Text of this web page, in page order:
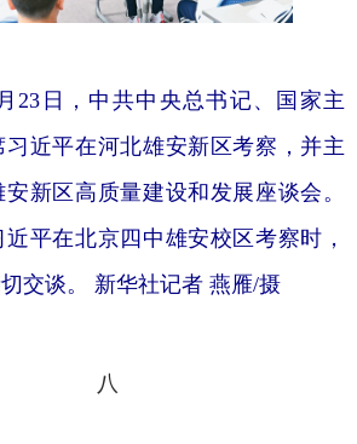
日，中共中央总书记、国家主
习近平在河北雄安新区考察，并主
新区高质量建设和发展座谈会。
平在北京四中雄安校区考察时，
交谈。 新华社记者 燕雁/摄
八